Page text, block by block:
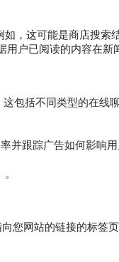
，这可能是商店搜索
户已阅读的内容在新
包括不同类型的在线
并跟踪广告如何影响用
您网站的链接的标签